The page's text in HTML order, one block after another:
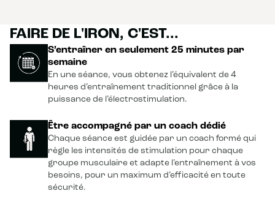
FAIRE DE L'IRON, C'EST...
S’entraîner en seulement 25 minutes par
semaine
En une séance, vous obtenez l’équivalent de 4
heures d’entraînement traditionnel grâce à la
puissance de l’électrostimulation.
Être accompagné par un coach dédié
Chaque séance est guidée par un coach formé qui
règle les intensités de stimulation pour chaque
groupe musculaire et adapte l’entraînement à vos
besoins, pour un maximum d’efficacité en toute
sécurité.